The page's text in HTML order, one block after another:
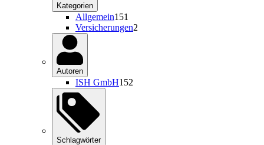
Kategorien
Allgemein151
Versicherungen2
Autoren
ISH GmbH152
Schlagwörter